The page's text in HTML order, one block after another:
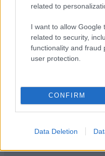
related to
I want to allow Google
related to security,
functionality and fraud
user protection.
CONFIRM
Data Deletion
ΕΛΛΑΔΑ07·08·2026 19:24
Τροχαίο δυστύχημα
Πραγματογνώμονας
τραγωδίας –